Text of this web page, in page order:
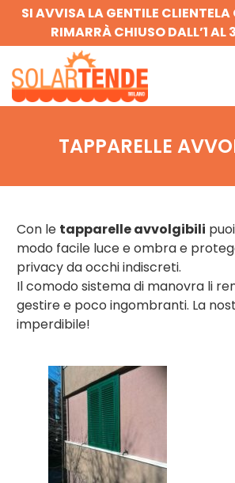
SI AVVISA LA GENTILE CLIENTELA
RIMARRÀ CHIUSO DALL’1 AL
TAPPARELLE
Con le tapparelle avvolgibili
modo facile luce e ombra e
privacy da occhi indiscreti.
Il comodo sistema di manovra li
gestire e poco ingombranti. La
imperdibile!